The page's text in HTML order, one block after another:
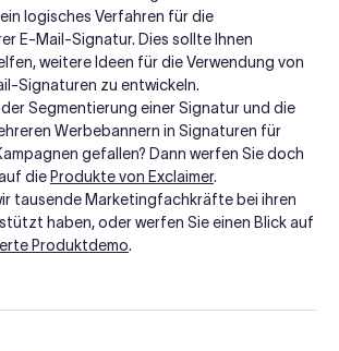
logisches Verfahren für die
E-Mail-Signatur. Dies sollte Ihnen
weitere Ideen für die Verwendung von
Signaturen zu entwickeln.
der Segmentierung einer Signatur und die
Werbebannern in Signaturen für
gefallen? Dann werfen Sie doch
die Produkte von Exclaimer.
tausende Marketingfachkräfte bei ihren
haben, oder werfen Sie einen Blick auf
Produktdemo.